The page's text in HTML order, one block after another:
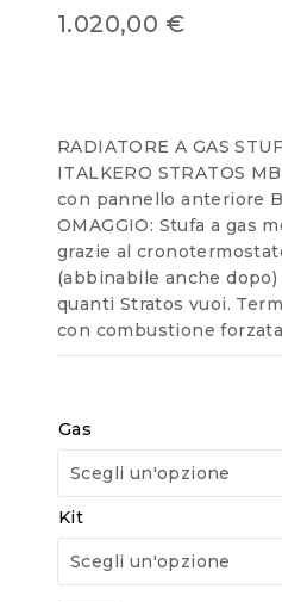
0
out
1.020,00 €
RADIATORE A GAS
ITALKERO STRATOS
con pannello anteriore
OMAGGIO: Stufa a gas
grazie al
(abbinabile anche
quanti Stratos vuoi.
con combustione
Gas
Kit